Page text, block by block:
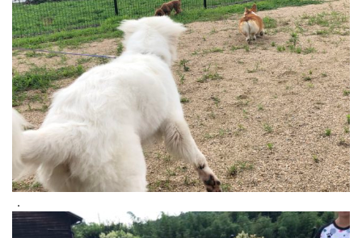
．